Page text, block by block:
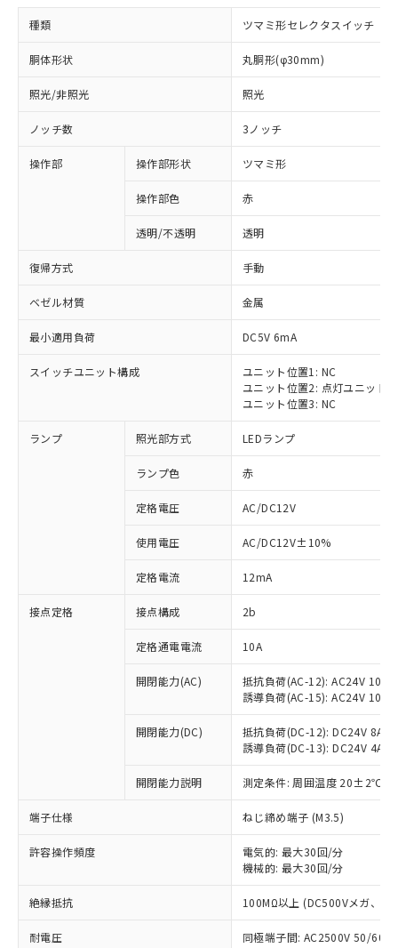
種類 ツマミ形セレクタスイッチ
胴体形状 丸胴形(φ30mm)
照光/非照光 照光
ノッチ数 3ノッチ
操作部 操作部形状 ツマミ形
操作部色 赤
透明/不透明 透明
復帰方式 手動
ベゼル材質 金属
最小適用負荷 DC5V 6mA
スイッチユニット構成
ユニット位置1: NC
ユニット位置2: 点灯ユニット
ユニット位置3: NC
ランプ 照光部方式 LEDランプ
ランプ色 赤
定格電圧 AC/DC12V
使用電圧 AC/DC12V±10%
定格電流 12mA
接点定格 接点構成 2b
定格通電電流 10A
開閉能力(AC)
抵抗負荷(AC-12): AC24V 10A/
誘導負荷(AC-15): AC24V
開閉能力(DC)
抵抗負荷(DC-12): DC24V 8A/
誘導負荷(DC-13): DC24V 4A/
開閉能力説明 測定条件: 周囲温度 20±2℃、
端子仕様 ねじ締め端子 (M3.5)
許容操作頻度
電気的: 最大30回/分
機械的: 最大30回/分
絶縁抵抗 100MΩ以上 (DC500Vメガ、点
耐電圧
同極端子間: AC2500V 50/
ご利用条件
以下の条件をお読みいただき、同意のうえ
本サービスは、当社制御機器事業取扱
商品の当社在庫状況および標準価格
(税抜)を提供させていただくもので
当社制御機器事業取扱商品の中には、
本サービスの対象外となる商品もある
ことをご了承ください。
在庫状況および標準価格照会結果は、
記載している更新日時点での社内デー
タに基づき作成されるものであり、閲
覧された時点での実際の在庫および標
準価格とは異なる場合があることをご
対応済み：EU RoHS指令（10物質）の
非含有に対応した製品が提供可能な商品で
対応予定：EU RoHS指令（10物質）の非含
有に対応した製品に切り替える予定のある
対応予定なし：EU RoHS指令（10物質）の
非含有に非対応の商品で、対応品を出す予
調査・確認中：EU RoHS指令（10物質）の
非含有の対応状況を調査中または確認中の
非該当品：ライセンス料など無形物で、有
害物質有無と関係のない商品です。
仕入先様の事情により、非含有部品として
いたものが、含有品と判明した場合などや
むを得ず変更することがあります。
*EU RoHS指令（10物質）：
鉛(Pb) 1000ppm以下、 水銀(Hg) 1000ppm以下、 カド
六価クロム(Cr(Ⅵ)) 1000ppm以下、ポリ臭化ビフェニル
※1 中国RoHS○×表
「○」：最大均質材料含有率が中国RoHSの
基準値以下であることを示します。
「×」：最大均質材料含有率が中国RoHSの
基準値を超えていることを示します。
「－」：未確認です。当社販売部門へお問
*中国RoHS10物質の基準値 (GB/T26572)：
当社は、これら貴社製品のうち、外国
為替および外国貿易法に定める商品
（以下｢規制貨物等」という）を輸出
または国外への提供する場合は、日本
国政府の輸出許可(または役務取引許
可)を取得するなどの必要な手続きを